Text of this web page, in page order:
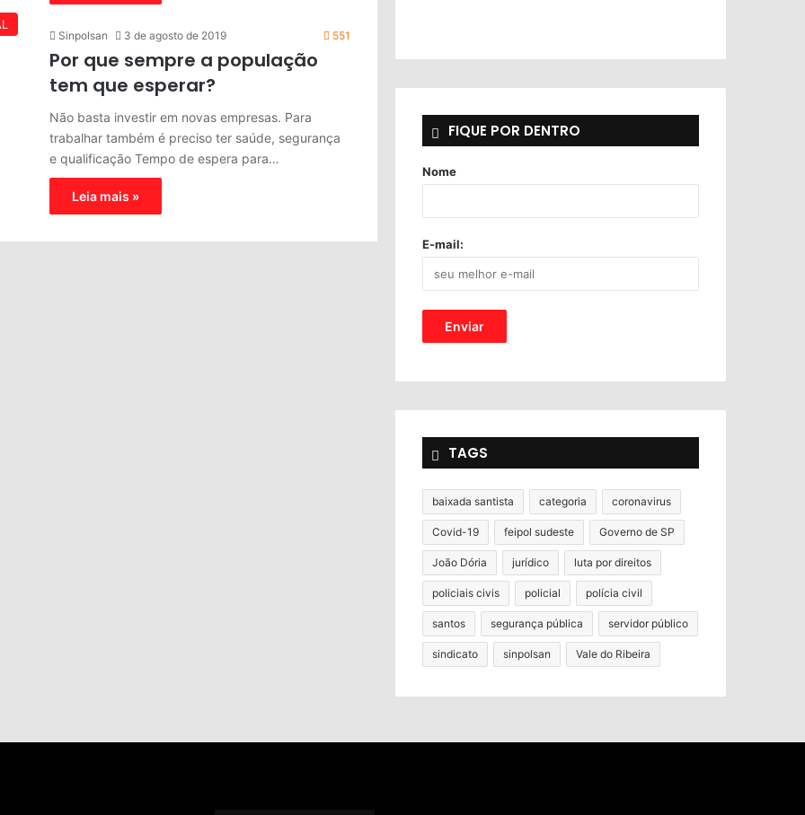
Sinpolsan 3 de agosto de 2019 551
Por que sempre a população
tem que esperar?
Não basta investir em novas empresas. Para
trabalhar também é preciso ter saúde, segurança
e qualificação Tempo de espera para…
Leia mais »
FIQUE POR DENTRO
Nome
E-mail:
TAGS
baixada santista categoria coronavirus
Covid-19 feipol sudeste Governo de SP
João Dória jurídico luta por direitos
policiais civis policial polícia civil
santos segurança pública servidor público
sindicato sinpolsan Vale do Ribeira